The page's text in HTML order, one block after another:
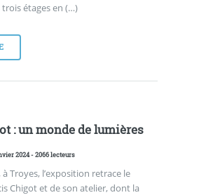
étages en (…)
: un monde de lumières
2024 - 2066 lecteurs
Troyes, l’exposition retrace le
Chigot et de son atelier, dont la